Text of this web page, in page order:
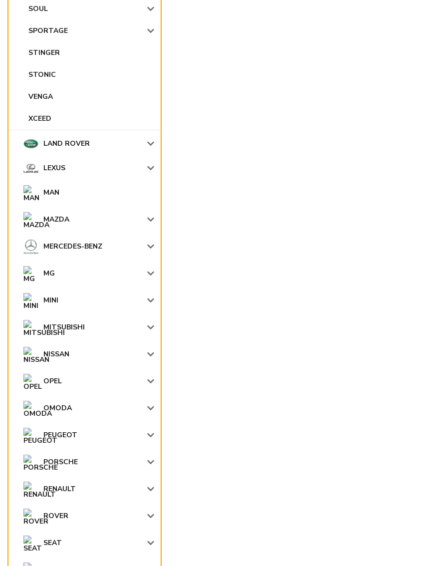
SOUL
SPORTAGE
STINGER
STONIC
VENGA
XCEED
LAND ROVER
LEXUS
MAN
MAZDA
MERCEDES-BENZ
MG
MINI
MITSUBISHI
NISSAN
OPEL
OMODA
PEUGEOT
PORSCHE
RENAULT
ROVER
SEAT